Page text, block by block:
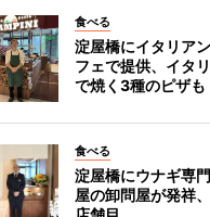
食べる
淀屋橋にイタリア
フェで提供、イタ
で焼く3種のピザも
食べる
淀屋橋にウナギ専
屋の卸問屋が発祥